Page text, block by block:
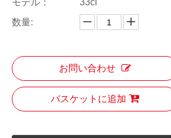
モデル：
33cl
数量:
お問い合わせ
バスケットに追加